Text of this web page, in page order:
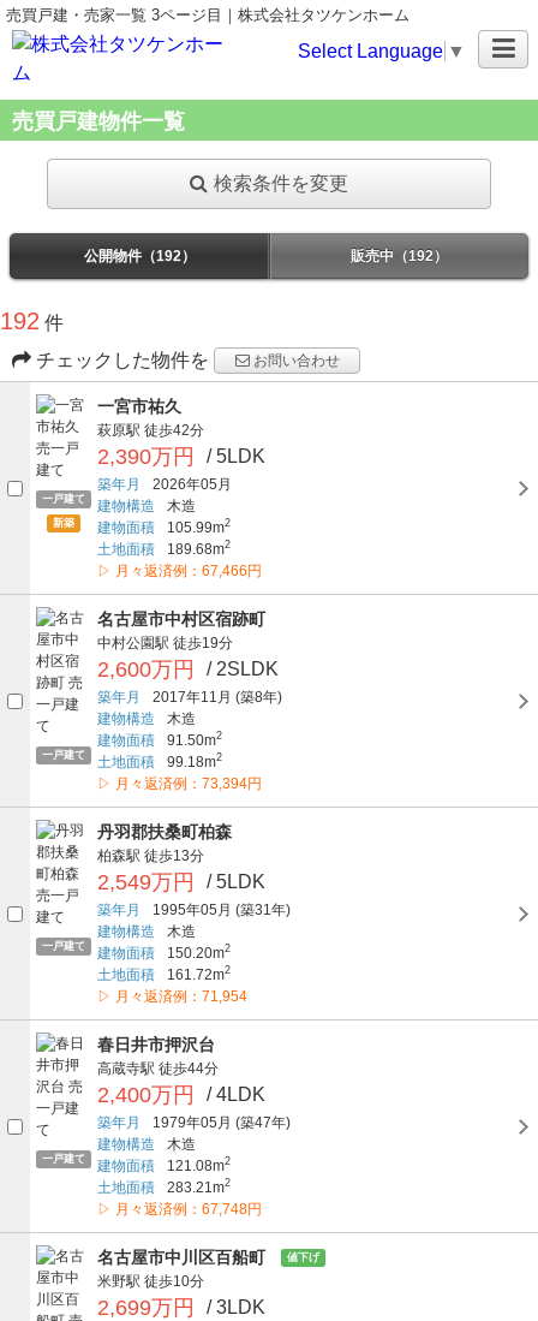
売買戸建・売家一覧 3ページ目｜株式会社タツケンホーム
Select Language ▼
売買戸建物件一覧
検索条件を変更
公開物件（192） 販売中（192）
192 件
チェックした物件を
お問い合わせ
一戸建て
新築
一宮市祐久
萩原駅 徒歩42分
2,390万円 / 5LDK
築年月
2026年05月
建物構造
木造
建物面積
105.99m2
土地面積 189.68m2
▷ 月々返済例：67,466円
一戸建て
名古屋市中村区宿跡町
中村公園駅 徒歩19分
2,600万円 / 2SLDK
築年月 2017年11月 (築8年)
建物構造
木造
建物面積
91.50m2
土地面積 99.18m2
▷ 月々返済例：73,394円
一戸建て
丹羽郡扶桑町柏森
柏森駅 徒歩13分
2,549万円 / 5LDK
築年月 1995年05月 (築31年)
建物構造
木造
建物面積
150.20m2
土地面積 161.72m2
▷ 月々返済例：71,954
一戸建て
春日井市押沢台
高蔵寺駅 徒歩44分
2,400万円 / 4LDK
築年月 1979年05月 (築47年)
建物構造
木造
建物面積
121.08m2
土地面積 283.21m2
▷ 月々返済例：67,748円
名古屋市中川区百船町 値下げ
米野駅 徒歩10分
2,699万円 / 3LDK